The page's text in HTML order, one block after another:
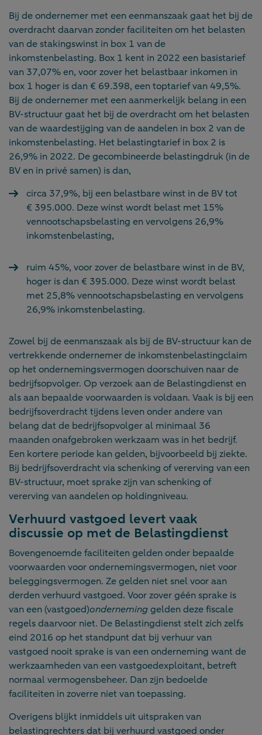
Bij de ondernemer met een eenmanszaak gaat het bij de
overdracht daarvan zonder faciliteiten om het belasten
van de stakingswinst in box 1 van de
inkomstenbelasting. Box 1 kent in 2022 een basistarief
van 37,07% en, voor zover het belastbaar inkomen in
box 1 hoger is dan € 69.398, een toptarief van 49,5%.
Bij de ondernemer met een aanmerkelijk belang in een
BV-structuur gaat het bij de overdracht om het belasten
van de waardestijging van de aandelen in box 2 van de
inkomstenbelasting. Het belastingtarief in box 2 is
26,9% in 2022. De gecombineerde belastingdruk (in de
BV en in privé samen) is dan,
circa 37,9%, bij een belastbare winst in de BV tot
€ 395.000. Deze winst wordt belast met 15%
vennootschapsbelasting en vervolgens 26,9%
inkomstenbelasting,
ruim 45%, voor zover de belastbare winst in de BV,
hoger is dan € 395.000. Deze winst wordt belast
met 25,8% vennootschapsbelasting en vervolgens
26,9% inkomstenbelasting.
Zowel bij de eenmanszaak als bij de BV-structuur kan de
vertrekkende ondernemer de inkomstenbelastingclaim
op het ondernemingsvermogen doorschuiven naar de
bedrijfsopvolger. Op verzoek aan de Belastingdienst en
als aan bepaalde voorwaarden is voldaan. Vaak is bij een
bedrijfsoverdracht tijdens leven onder andere van
belang dat de bedrijfsopvolger al minimaal 36
maanden onafgebroken werkzaam was in het bedrijf.
Een kortere periode kan gelden, bijvoorbeeld bij ziekte.
Bij bedrijfsoverdracht via schenking of vererving van een
BV-structuur, moet sprake zijn van schenking of
vererving van aandelen op holdingniveau.
Verhuurd vastgoed levert vaak
discussie op met de Belastingdienst
Bovengenoemde faciliteiten gelden onder bepaalde
voorwaarden voor ondernemingsvermogen, niet voor
beleggingsvermogen. Ze gelden niet snel voor aan
derden verhuurd vastgoed. Voor zover géén sprake is
van een (vastgoed)onderneminggelden deze fiscale
regels daarvoor niet. De Belastingdienst stelt zich zelfs
eind 2016 op het standpunt dat bij verhuur van
vastgoed nooit sprake is van een onderneming want de
werkzaamheden van een vastgoedexploitant, betreft
normaal vermogensbeheer. Dan zijn bedoelde
faciliteiten in zoverre niet van toepassing.
Overigens blijkt inmiddels uit uitspraken van
belastingrechters dat bij verhuurd vastgoed onder